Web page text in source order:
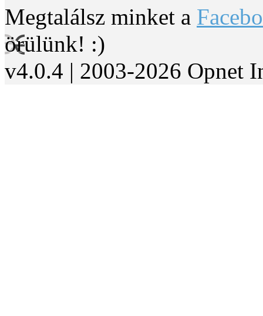
Megtalálsz minket a
örülünk! :)
v4.0.4 | 2003-2026 Opnet